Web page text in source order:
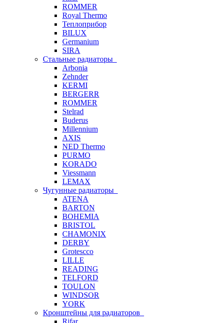
ROMMER
Royal Thermo
Теплоприбор
BILUX
Germanium
SIRA
Стальные радиаторы
Arbonia
Zehnder
KERMI
BERGERR
ROMMER
Stelrad
Buderus
Millennium
AXIS
NED Thermo
PURMO
KORADO
Viessmann
LEMAX
Чугунные радиаторы
ATENA
BARTON
BOHEMIA
BRISTOL
CHAMONIX
DERBY
Grotescco
LILLE
READING
TELFORD
TOULON
WINDSOR
YORK
Кронштейны для радиаторов
Rifar